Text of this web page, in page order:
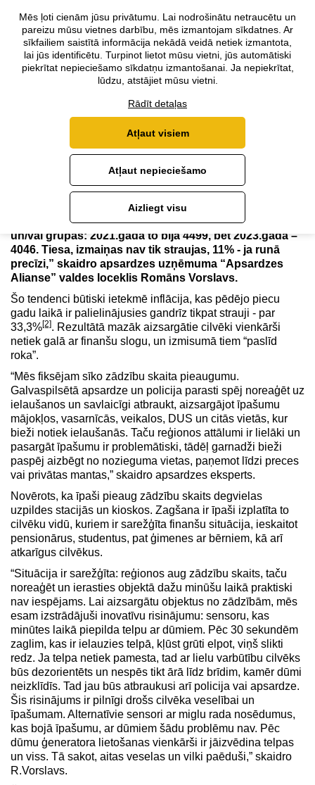
Sīko zādzību apjoms
palielinājies par 31% un
turpina pieaugt
Sīko zādzību apjoms palielinājies par 31% un
turpina pieaugt
Jaunākie dati par Latvijā veiktajiem noziegumiem
liecina, ka strauji pieaug sīko zādzību skaits: 2021
2023.gadā - jau
ka vienlaikus samazinās zādzības lielos apjomos
un/vai grupās: 2021.gadā to bija 4499, bet 2023.gadā –
4046. Tiesa, izmaiņas nav tik straujas, 11% - ja runā
precīzi,” skaidro apsardzes uzņēmuma “Apsardzes
Alianse” valdes loceklis Romāns Vorslavs.
Šo tendenci būtiski ietekmē inflācija, kas pēdējo piecu
gadu laikā ir palielinājusies gandrīz tikpat strauji - par
33,3%[2]. Rezultātā mazāk aizsargātie cilvēki vienkārši
netiek galā ar finanšu slogu, un izmisumā tiem “paslīd
roka”.
“Mēs fiksējam sīko zādzību skaita pieaugumu.
Galvaspilsētā apsardze un policija parasti spēj noreaģēt uz
ielaušanos un savlaicīgi atbraukt, aizsargājot īpašumu
mājokļos, vasarnīcās, veikalos, DUS un citās vietās, kur
bieži notiek ielaušanās. Taču reģionos attālumi ir lielāki un
pasargāt īpašumu ir problemātiski, tādēļ garnadži bieži
paspēj aizbēgt no nozieguma vietas, paņemot līdzi preces
vai privātas mantas,” skaidro apsardzes eksperts.
Novērots, ka īpaši pieaug zādzību skaits degvielas
uzpildes stacijās un kioskos. Zagšana ir īpaši izplatīta to
cilvēku vidū, kuriem ir sarežģīta finanšu situācija, ieskaitot
pensionārus, studentus, pat ģimenes ar bērniem, kā arī
atkarīgus cilvēkus.
“Situācija ir sarežģīta: reģionos aug zādzību skaits, taču
noreaģēt un ierasties objektā dažu minūšu laikā praktiski
nav iespējams. Lai aizsargātu objektus no zādzībām, mēs
esam izstrādājuši inovatīvu risinājumu: sensoru, kas
minūtes laikā piepilda telpu ar dūmiem. Pēc 30 sekundēm
zaglim, kas ir ielauzies telpā, kļūst grūti elpot, viņš slikti
redz. Ja telpa netiek pamesta, tad ar lielu varbūtību cilvēks
būs dezorientēts un nespēs tikt ārā līdz brīdim, kamēr dūmi
neizklīdīs. Tad jau būs atbraukusi arī policija vai apsardze.
Šis risinājums ir pilnīgi drošs cilvēka veselībai un
īpašumam. Alternatīvie sensori ar miglu rada nosēdumus,
kas bojā īpašumu, ar dūmiem šādu problēmu nav. Pēc
dūmu ģeneratora lietošanas vienkārši ir jāizvēdina telpas
un viss. Tā sakot, aitas veselas un vilki paēduši,” skaidro
R.Vorslavs.
Mēs ļoti cienām jūsu privātumu. Lai nodrošinātu netraucētu un
pareizu mūsu vietnes darbību, mēs izmantojam sīkdatnes. Ar
sīkfailiem saistītā informācija nekādā veidā netiek izmantota,
lai jūs identificētu. Turpinot lietot mūsu vietni, jūs automātiski
piekrītat nepieciešamo sīkdatņu izmantošanai. Ja nepiekrītat,
lūdzu, atstājiet mūsu vietni.
Rādīt detaļas
Atļaut visiem
Atļaut nepieciešamo
Aizliegt visu